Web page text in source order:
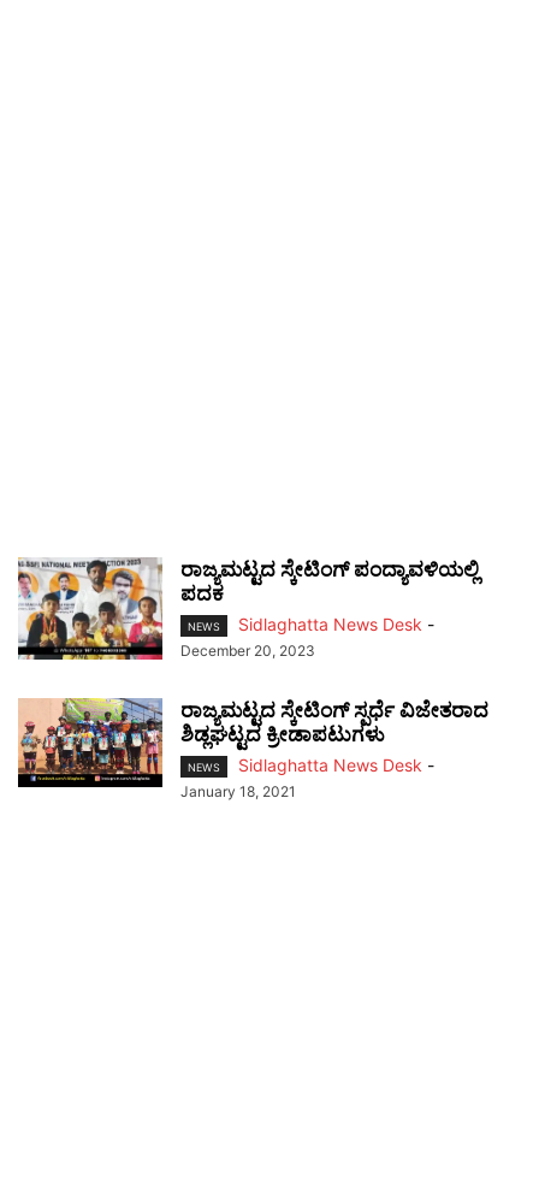
ರಾಜ್ಯಮಟ್ಟದ ಸ್ಕೇಟಿಂಗ್ ಪಂದ್ಯಾವಳಿಯಲ್ಲಿ
ಪದಕ
NEWS Sidlaghatta News Desk -
December 20, 2023
ರಾಜ್ಯಮಟ್ಟದ ಸ್ಕೇಟಿಂಗ್ ಸ್ಪರ್ಧೆ ವಿಜೇತರಾದ
ಶಿಡ್ಲಘಟ್ಟದ ಕ್ರೀಡಾಪಟುಗಳು
NEWS Sidlaghatta News Desk -
January 18, 2021